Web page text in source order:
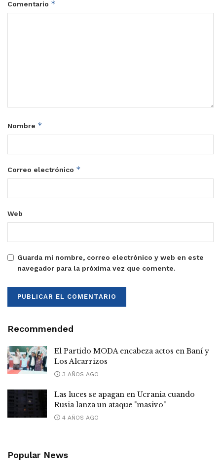
Comentario *
Nombre *
Correo electrónico *
Web
Guarda mi nombre, correo electrónico y web en este
navegador para la próxima vez que comente.
Recommended
El Partido MODA encabeza actos en Baní y
Los Alcarrizos
3 AÑOS AGO
Las luces se apagan en Ucrania cuando
Rusia lanza un ataque "masivo"
4 AÑOS AGO
Popular News